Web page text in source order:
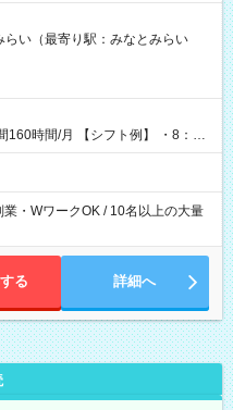
い（最寄り駅：みなとみらい
フト例】 ・8：00
・WワークOK / 10名以上の大量
る 詳細へ